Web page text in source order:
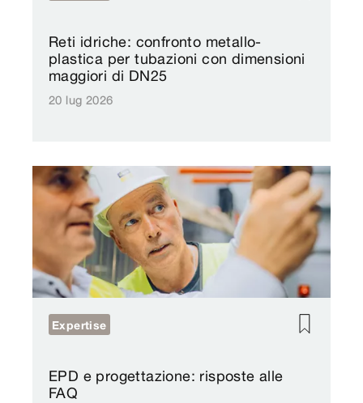
Reti idriche: confronto metallo-
plastica per tubazioni con dimensioni
maggiori di DN25
20 lug 2026
EPD e progettazione: risposte alle
FAQ
Expertise